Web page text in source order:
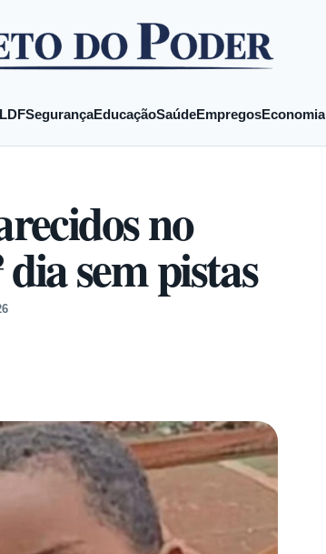
SegurançaEducaçãoSaúdeEmpregosEconomia
no
sem pistas